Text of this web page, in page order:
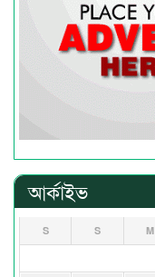
আর্কাইভ
S S M